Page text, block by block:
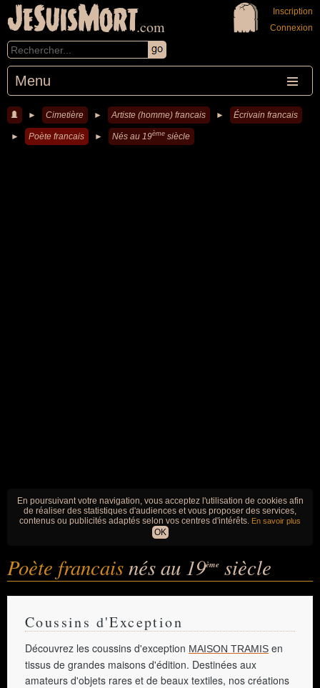
JeSuisMort.com
Menu
Inscription
Connexion
► Cimetière ► Artiste (homme) francais ► Écrivain francais
► Poète francais ► Nés au 19ème siècle
En poursuivant votre navigation, vous acceptez l'utilisation de cookies afin
de réaliser des statistiques d'audiences et vous proposer des services,
contenus ou publicités adaptés selon vos centres d'intérêts. En savoir plus
OK
Poète francaisnés au 19ème siècle
Coussins d'Exception
Découvrez les coussins d'exception MAISON TRAMIS en
tissus de grandes maisons d'édition. Destinées aux
amateurs d'objets rares et de beaux textiles, nos créations